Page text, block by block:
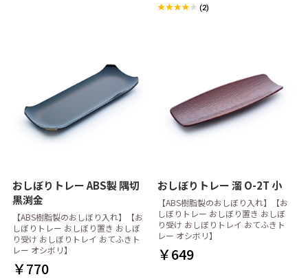
(2)
おしぼりトレー ABS製 隅切
黒渕金
【ABS樹脂製のおしぼり入れ】【お
しぼりトレー おしぼり置き おしぼ
り受け おしぼりトレイ おてふきト
レー オシボリ】
￥770
おしぼりトレー 溜 O-2T 小
【ABS樹脂製のおしぼり入れ】【お
しぼりトレー おしぼり置き おしぼ
り受け おしぼりトレイ おてふきト
レー オシボリ】
￥649